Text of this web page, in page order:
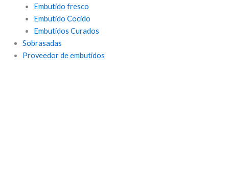
Embutido fresco
Embutido Cocido
Embutidos Curados
Sobrasadas
Proveedor de embutidos